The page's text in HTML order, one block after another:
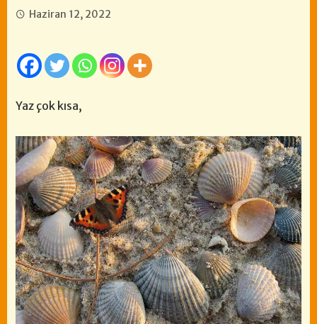
Haziran 12, 2022
Yaz çok kısa,